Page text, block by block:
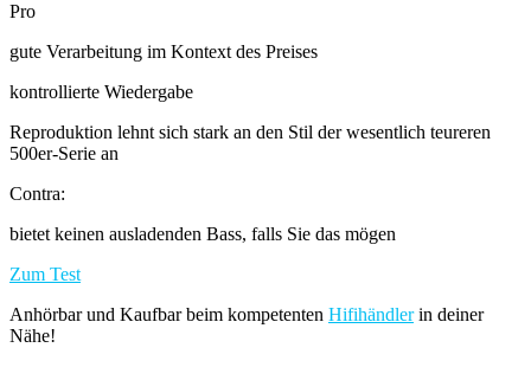
Pro
gute Verarbeitung im Kontext des Preises
kontrollierte Wiedergabe
Reproduktion lehnt sich stark an den Stil der wesentlich teureren
500er-Serie an
Contra:
bietet keinen ausladenden Bass, falls Sie das mögen
Zum Test
Anhörbar und Kaufbar beim kompetenten Hifihändlerin deiner
Nähe!